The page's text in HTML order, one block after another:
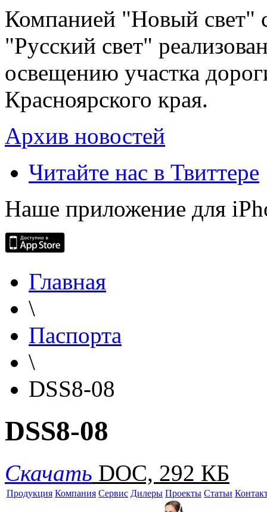
Компанией "Новый свет"
"Русский свет"
освещению участка
Красноярского края.
Архив новостей
Читайте нас в Твиттере
Наше приложение для
Главная
\
Паспорта
\
DSS8-08
DSS8-08
Скачать DOC, 292 КБ
Продукция Компания Сервис Дилеры Проекты Статьи